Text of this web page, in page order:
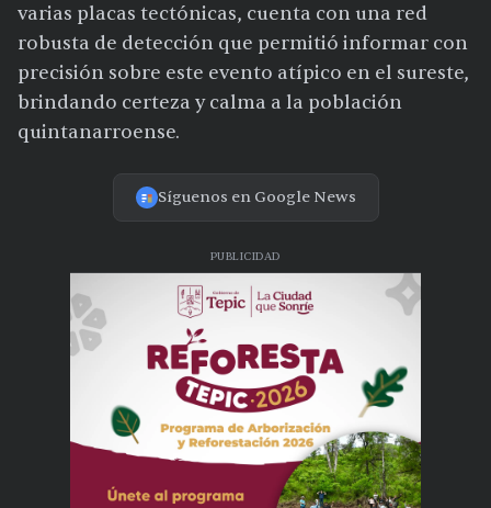
varias placas tectónicas, cuenta con una red
robusta de detección que permitió informar con
precisión sobre este evento atípico en el sureste,
brindando certeza y calma a la población
quintanarroense.
Síguenos en Google News
PUBLICIDAD